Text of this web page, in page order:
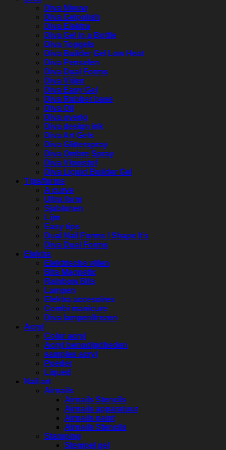
Diva Nieuw
Diva Gelpolish
Diva Elektra
Diva Gel in a Bottle
Diva Topgels
Diva Builder Gel Low Heat
Diva Penselen
Diva Dual Forms
Diva Vijlen
Diva Easy Gel
Diva Rubber base
Diva Oil
Diva overig
Diva design ink
Diva Art Gels
Diva Glitterspray
Diva Ombre Spray
Diva Vloeistof
Diva Liquid Builder Gel
Tips/forms
A curve
Ultra form
Sjablonen
Lijm
Easy tips
Dual Nail Forms / Shape It’s
Diva Dual Forms
Elektra
Elektrische vijlen
Bits Magnetic
Rainbow Bits
Lampen
Elektra accesoires
Combi manicure
Diva lampen/frezen
Acryl
Color acryl
Acryl benodigdheden
samples acryl
Poeder
Liqued
Nail art
Airnails
Airnails Stencils
Airnails apparatuur
Airnails paint
Airnails Stencils
Stamping
Stempel gel